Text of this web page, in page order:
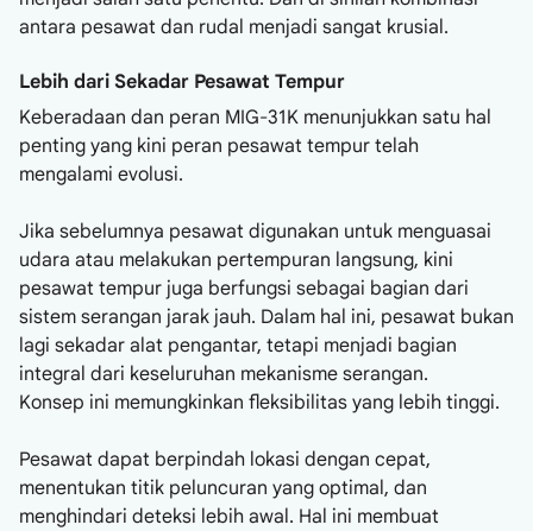
antara pesawat dan rudal menjadi sangat krusial.
Lebih dari Sekadar Pesawat Tempur
Keberadaan dan peran MIG-31K menunjukkan satu hal
penting yang kini peran pesawat tempur telah
mengalami evolusi.
Jika sebelumnya pesawat digunakan untuk menguasai
udara atau melakukan pertempuran langsung, kini
pesawat tempur juga berfungsi sebagai bagian dari
sistem serangan jarak jauh. Dalam hal ini, pesawat bukan
lagi sekadar alat pengantar, tetapi menjadi bagian
integral dari keseluruhan mekanisme serangan.
Konsep ini memungkinkan fleksibilitas yang lebih tinggi.
Pesawat dapat berpindah lokasi dengan cepat,
menentukan titik peluncuran yang optimal, dan
menghindari deteksi lebih awal. Hal ini membuat